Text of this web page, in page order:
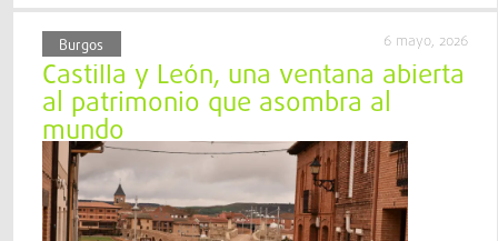
Burgos 6 mayo, 2026
Castilla y León, una ventana abierta
al patrimonio que asombra al
mundo